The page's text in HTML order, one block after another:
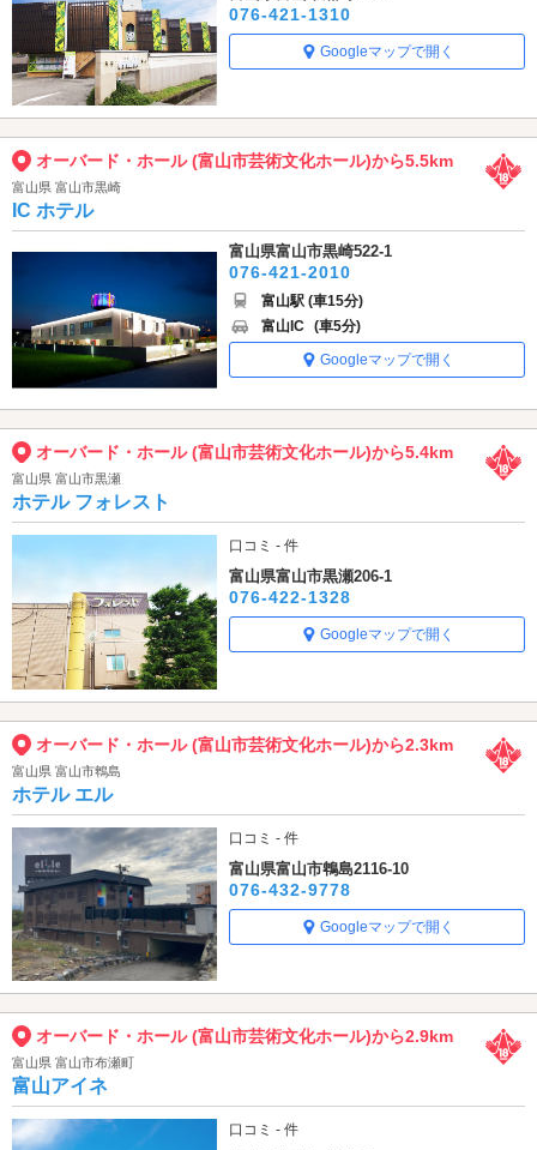
076-421-1310
Googleマップで開く
オーバード・ホール (富山市芸術文化ホール)から5.5km
富山県 富山市黒崎
IC ホテル
富山県富山市黒崎522-1
076-421-2010
富山駅 (車15分)
富山IC (車5分)
Googleマップで開く
オーバード・ホール (富山市芸術文化ホール)から5.4km
富山県 富山市黒瀬
ホテル フォレスト
口コミ - 件
富山県富山市黒瀬206-1
076-422-1328
Googleマップで開く
オーバード・ホール (富山市芸術文化ホール)から2.3km
富山県 富山市鵯島
ホテル エル
口コミ - 件
富山県富山市鵯島2116-10
076-432-9778
Googleマップで開く
オーバード・ホール (富山市芸術文化ホール)から2.9km
富山県 富山市布瀬町
富山アイネ
口コミ - 件